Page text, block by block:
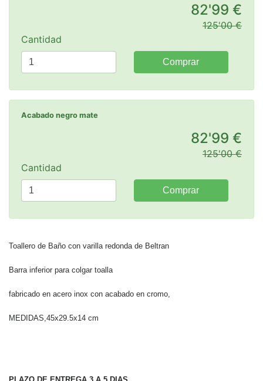
82'99 €
125'00 €
Cantidad
Comprar
Acabado negro mate
82'99 €
125'00 €
Cantidad
Comprar
Toallero de Baño con varilla redonda de Beltran
Barra inferior para colgar toalla
fabricado en acero inox con acabado en cromo,
MEDIDAS,45x29.5x14 cm